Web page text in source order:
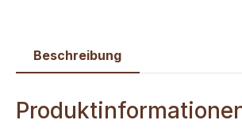
Beschreibung